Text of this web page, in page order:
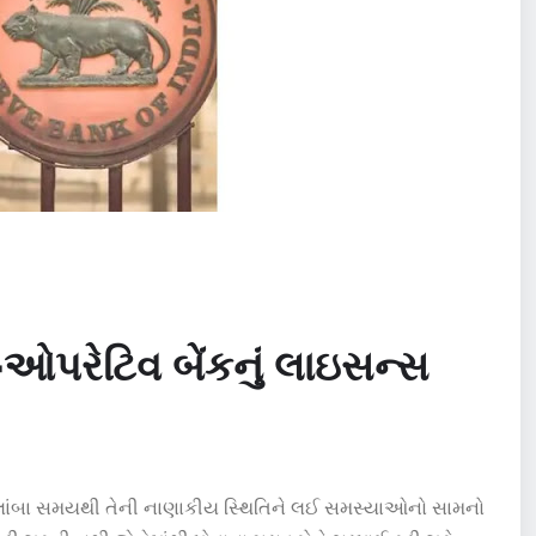
ઓપરેટિવ બેંકનું લાઇસન્સ
સમયથી તેની નાણાકીય સ્થિતિને લઈ સમસ્યાઓનો સામનો